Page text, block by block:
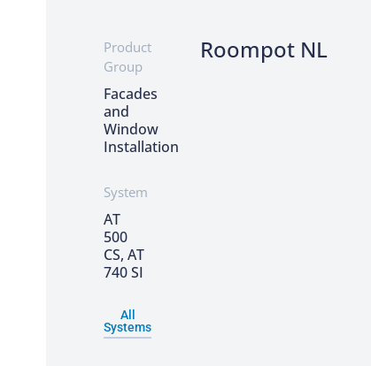
Product
Group
Facades
and
Window
Installation
System
AT
500
CS, AT
740 SI
All
Systems
Roompot NL